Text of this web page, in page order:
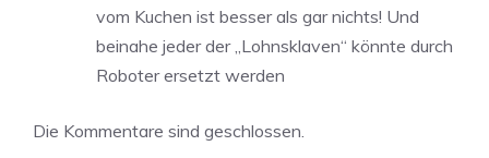
vom Kuchen ist besser als gar nichts! Und
beinahe jeder der „Lohnsklaven“ könnte durch
Roboter ersetzt werden
Die Kommentare sind geschlossen.